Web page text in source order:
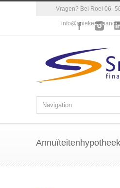
Vragen? Bel Roel 06-